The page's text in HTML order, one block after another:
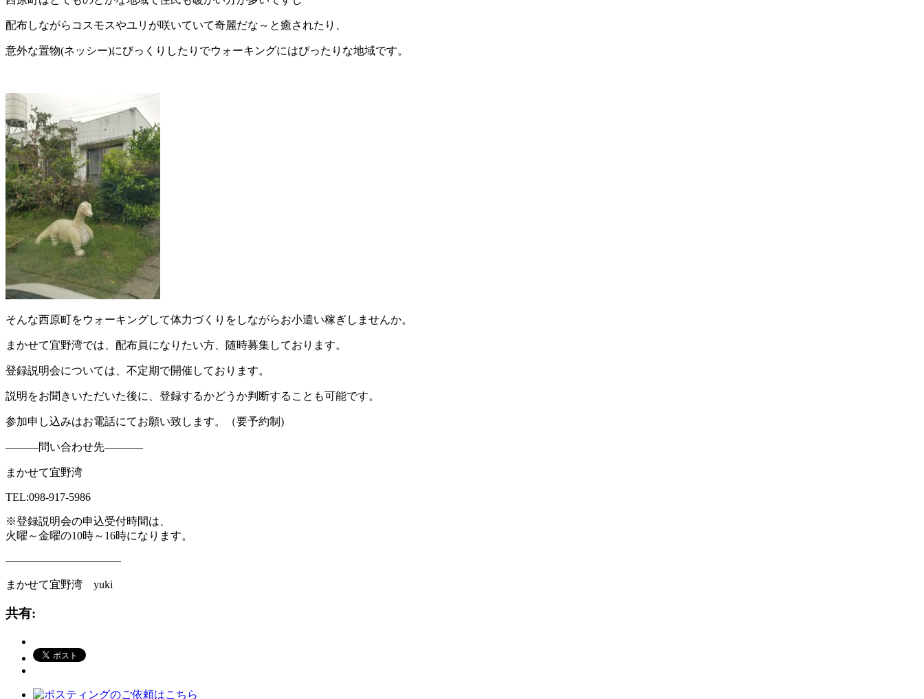
配布しながらコスモスやユリが咲いていて奇麗だな～と癒されたり、
意外な置物(ネッシー)にびっくりしたりでウォーキングにはぴったりな地域です。
そんな西原町をウォーキングして体力づくりをしながらお小遣い稼ぎしませんか。
まかせて宜野湾では、配布員になりたい方、随時募集しております。
登録説明会については、不定期で開催しております。
説明をお聞きいただいた後に、登録するかどうか判断することも可能です。
参加申し込みはお電話にてお願い致します。（要予約制)
———問い合わせ先———–
まかせて宜野湾
TEL:098-917-5986
※登録説明会の申込受付時間は、
火曜～金曜の10時～16時になります。
——————————–
まかせて宜野湾 yuki
共有: